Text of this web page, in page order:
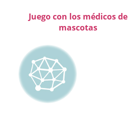
Juego con los médicos de
mascotas